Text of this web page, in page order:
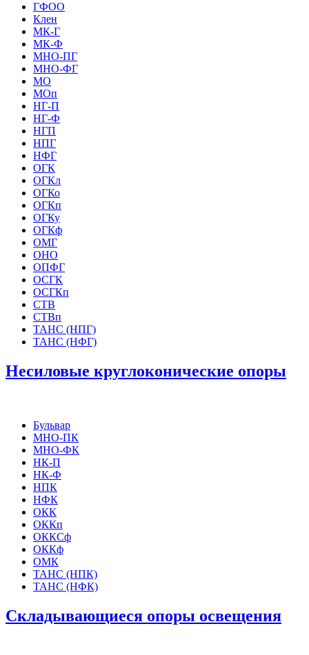
ГФОО
Клен
МК-Г
МК-Ф
МНО-ПГ
МНО-ФГ
МО
МОп
НГ-П
НГ-Ф
НГП
НПГ
НФГ
ОГК
ОГКл
ОГКо
ОГКп
ОГКу
ОГКф
ОМГ
ОНО
ОПФГ
ОСГК
ОСГКп
СТВ
СТВп
ТАНС (НПГ)
ТАНС (НФГ)
Несиловые круглоконические опоры
Бульвар
МНО-ПК
МНО-ФК
НК-П
НК-Ф
НПК
НФК
ОКК
ОККп
ОККСф
ОККф
ОМК
ТАНС (НПК)
ТАНС (НФК)
Складывающиеся опоры освещения